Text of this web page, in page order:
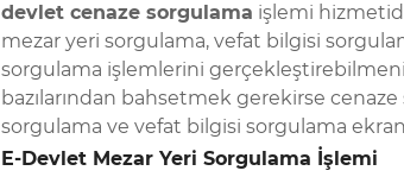
devlet cenaze sorgulama işlemi
mezar yeri sorgulama, vefat bilgisi
sorgulama işlemlerini
bazılarından bahsetmek gerekirse
sorgulama ve vefat bilgisi sorgulama
E-Devlet Mezar Yeri Sorgulama İşlemi